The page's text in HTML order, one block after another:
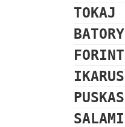
TOKAJ
BATORY
FORINT
IKARUS
PUSKAS
SALAMI